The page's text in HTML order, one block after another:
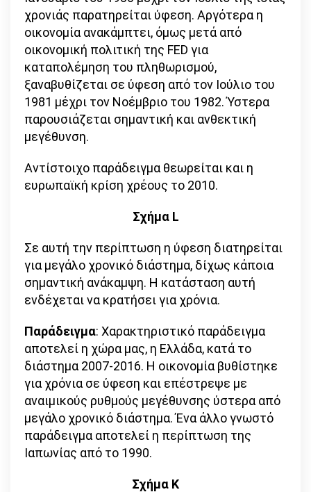
χρονιάς παρατηρείται ύφεση. Αργότερα η
οικονομία ανακάμπτει, όμως μετά από
οικονομική πολιτική της FED για
καταπολέμηση του πληθωρισμού,
ξαναβυθίζεται σε ύφεση από τον Ιούλιο του
1981 μέχρι τον Νοέμβριο του 1982. Ύστερα
παρουσιάζεται σημαντική και ανθεκτική
μεγέθυνση.
Αντίστοιχο παράδειγμα θεωρείται και η
ευρωπαϊκή κρίση χρέους το 2010.
Σχήμα L
Σε αυτή την περίπτωση η ύφεση διατηρείται
για μεγάλο χρονικό διάστημα, δίχως κάποια
σημαντική ανάκαμψη. Η κατάσταση αυτή
ενδέχεται να κρατήσει για χρόνια.
Παράδειγμα: Χαρακτηριστικό παράδειγμα
αποτελεί η χώρα μας, η Ελλάδα, κατά το
διάστημα 2007-2016. Η οικονομία βυθίστηκε
για χρόνια σε ύφεση και επέστρεψε με
αναιμικούς ρυθμούς μεγέθυνσης ύστερα από
μεγάλο χρονικό διάστημα. Ένα άλλο γνωστό
παράδειγμα αποτελεί η περίπτωση της
Ιαπωνίας από το 1990.
Σχήμα Κ